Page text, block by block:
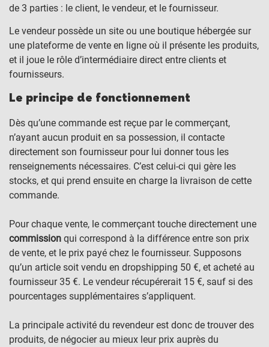
de 3 parties : le client, le vendeur, et le fournisseur.
Le vendeur possède un site ou une boutique hébergée sur
une plateforme de vente en ligne où il présente les produits,
et il joue le rôle d’intermédiaire direct entre clients et
fournisseurs.
Le principe de fonctionnement
Dès qu’une commande est reçue par le commerçant,
n’ayant aucun produit en sa possession, il contacte
directement son fournisseur pour lui donner tous les
renseignements nécessaires. C’est celui-ci qui gère les
stocks, et qui prend ensuite en charge la livraison de cette
commande.
Pour chaque vente, le commerçant touche directement une
commission qui correspond à la différence entre son prix
de vente, et le prix payé chez le fournisseur. Supposons
qu’un article soit vendu en dropshipping 50 €, et acheté au
fournisseur 35 €. Le vendeur récupérerait 15 €, sauf si des
pourcentages supplémentaires s’appliquent.
La principale activité du revendeur est donc de trouver des
produits, de négocier au mieux leur prix auprès du